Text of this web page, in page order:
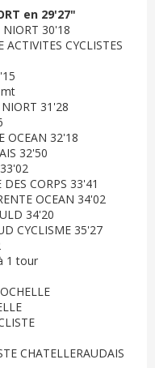
en 29'27"
NIORT 30'18
CYCLISTES
mt
31'28
OCEAN 32'18
32'50
CORPS 33'41
OCEAN 34'02
34'20
CYCLISME 35'27
1 tour
CHATELLERAUDAIS